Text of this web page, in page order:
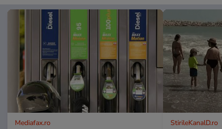
Mediafax.ro StirileKanalD.ro